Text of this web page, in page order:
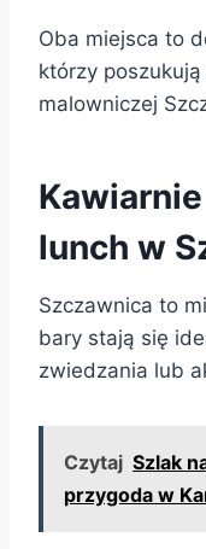
Oba miejsca to
którzy
malowniczej
lunch w
Szczawnica to
bary stają się
zwiedzania lub
Czytaj Szlak
przygoda w